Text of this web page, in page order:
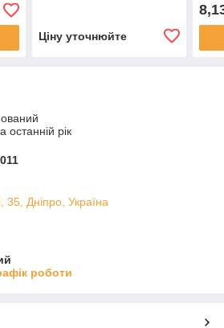
Ціну уточнюйте
останній рік
Дніпро, Україна
роботи